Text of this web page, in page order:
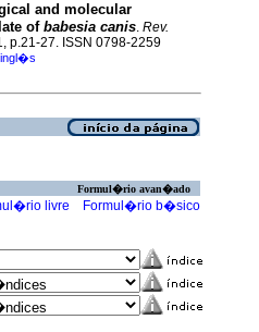
and molecular
of babesia canis. Rev.
p.21-27. ISSN 0798-2259
Formul�rio avan�ado
livre Formul�rio b�sico